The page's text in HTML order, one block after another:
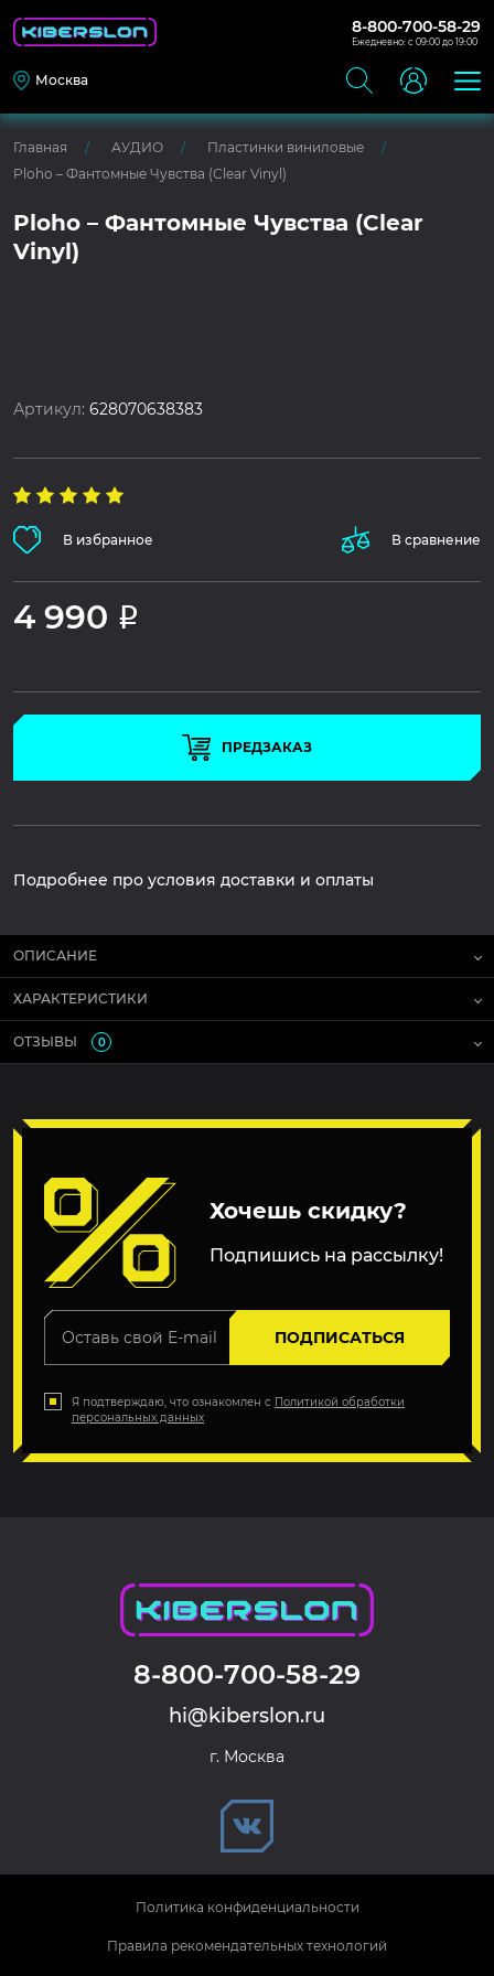
8-800-700-58-29
Ежедневно: с 09:00 до 19:00
Москва
Главная АУДИО
Пластинки виниловые
Ploho – Фантомные Чувства (Clear Vinyl)
Ploho – Фантомные Чувства (Clear
Vinyl)
Артикул:628070638383
В избранное В сравнение
4 990 Р
ПРЕДЗАКАЗ
Подробнее про условия доставки и оплаты
ОПИСАНИЕ
ХАРАКТЕРИСТИКИ
ОТЗЫВЫ 0
Хочешь скидку?
Подпишись на рассылку!
ПОДПИСАТЬСЯ
Я подтверждаю, что ознакомлен с Политикой обработки
персональных данных
8-800-700-58-29
hi@kiberslon.ru
г. Москва
Политика конфиденциальности
Правила рекомендательных технологий